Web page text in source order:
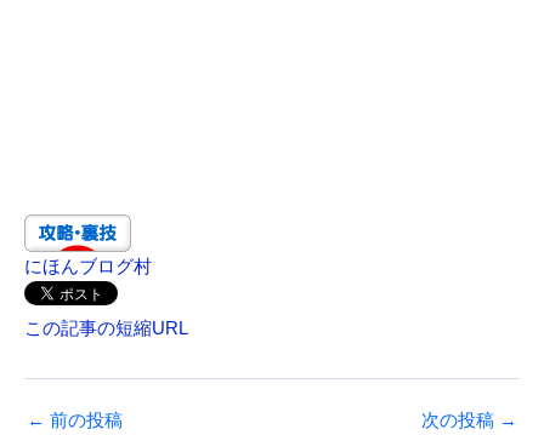
にほんブログ村
この記事の短縮URL
← 前の投稿 次の投稿 →